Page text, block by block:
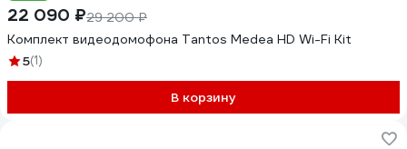
22 090 ₽29 200 ₽
Комплект видеодомофона Tantos Medea HD Wi-Fi Kit
5(1)
В корзину